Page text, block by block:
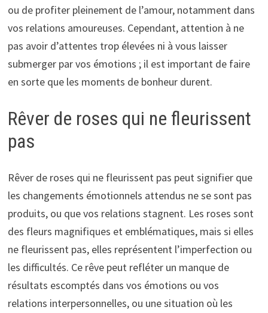
ou de profiter pleinement de l’amour, notamment dans
vos relations amoureuses. Cependant, attention à ne
pas avoir d’attentes trop élevées ni à vous laisser
submerger par vos émotions ; il est important de faire
en sorte que les moments de bonheur durent.
Rêver de roses qui ne fleurissent
pas
Rêver de roses qui ne fleurissent pas peut signifier que
les changements émotionnels attendus ne se sont pas
produits, ou que vos relations stagnent. Les roses sont
des fleurs magnifiques et emblématiques, mais si elles
ne fleurissent pas, elles représentent l’imperfection ou
les difficultés. Ce rêve peut refléter un manque de
résultats escomptés dans vos émotions ou vos
relations interpersonnelles, ou une situation où les